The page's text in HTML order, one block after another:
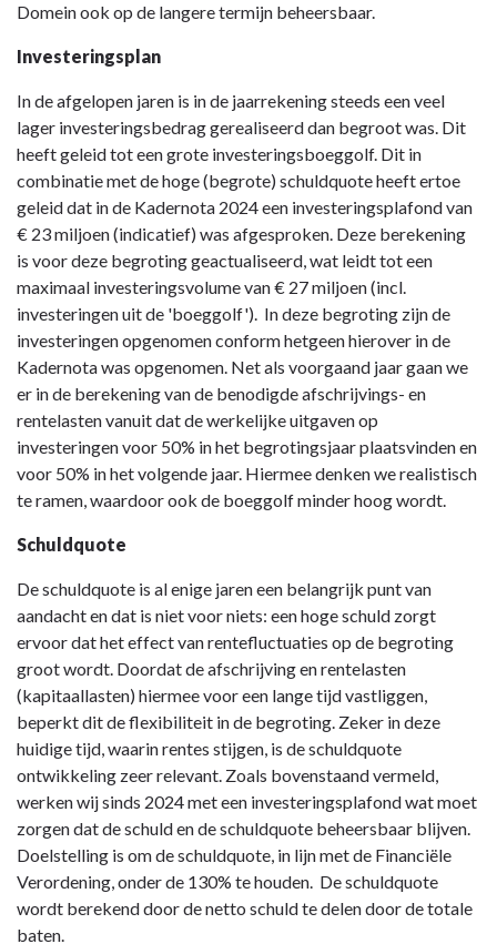
Domein ook op de langere termijn beheersbaar.
Investeringsplan
In de afgelopen jaren is in de jaarrekening steeds een veel
lager investeringsbedrag gerealiseerd dan begroot was. Dit
heeft geleid tot een grote investeringsboeggolf. Dit in
combinatie met de hoge (begrote) schuldquote heeft ertoe
geleid dat in de Kadernota 2024 een investeringsplafond van
€ 23 miljoen (indicatief) was afgesproken. Deze berekening
is voor deze begroting geactualiseerd, wat leidt tot een
maximaal investeringsvolume van € 27 miljoen (incl.
investeringen uit de 'boeggolf'). In deze begroting zijn de
investeringen opgenomen conform hetgeen hierover in de
Kadernota was opgenomen. Net als voorgaand jaar gaan we
er in de berekening van de benodigde afschrijvings- en
rentelasten vanuit dat de werkelijke uitgaven op
investeringen voor 50% in het begrotingsjaar plaatsvinden en
voor 50% in het volgende jaar. Hiermee denken we realistisch
te ramen, waardoor ook de boeggolf minder hoog wordt.
Schuldquote
De schuldquote is al enige jaren een belangrijk punt van
aandacht en dat is niet voor niets: een hoge schuld zorgt
ervoor dat het effect van rentefluctuaties op de begroting
groot wordt. Doordat de afschrijving en rentelasten
(kapitaallasten) hiermee voor een lange tijd vastliggen,
beperkt dit de flexibiliteit in de begroting. Zeker in deze
huidige tijd, waarin rentes stijgen, is de schuldquote
ontwikkeling zeer relevant. Zoals bovenstaand vermeld,
werken wij sinds 2024 met een investeringsplafond wat moet
zorgen dat de schuld en de schuldquote beheersbaar blijven.
Doelstelling is om de schuldquote, in lijn met de Financiële
Verordening, onder de 130% te houden. De schuldquote
wordt berekend door de netto schuld te delen door de totale
baten.